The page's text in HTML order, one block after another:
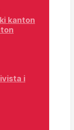
kanton
i